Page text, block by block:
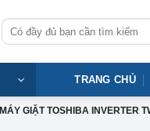
Tìm
kiếm:
TRANG CHỦ
MÁY GIẶT TOSHIBA INVERTER